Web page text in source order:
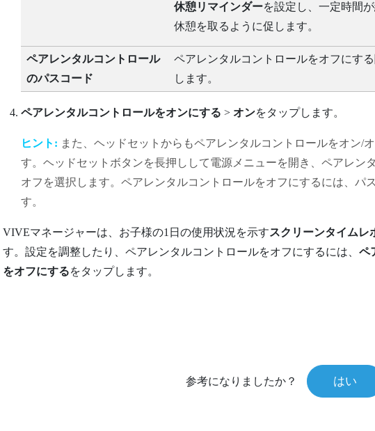
休憩リマインダーを設定し、一定時間
休憩を取るように促します。
ペアレンタルコントロール
のパスコード
ペアレンタルコントロールをオフにす
します。
ペアレンタルコントロールをオンにする > オンをタップします。
ヒント: また、ヘッドセットからもペアレンタルコントロールをオン/
す。ヘッドセットボタンを長押しして電源メニューを開き、ペアレン
オフを選択します。ペアレンタルコントロールをオフにするには、パ
す。
VIVEマネージャーは、お子様の1日の使用状況を示すスクリーンタイムレ
す。設定を調整したり、ペアレンタルコントロールをオフにするには、 ペ
をオフにするをタップします。
参考になりましたか？ はい